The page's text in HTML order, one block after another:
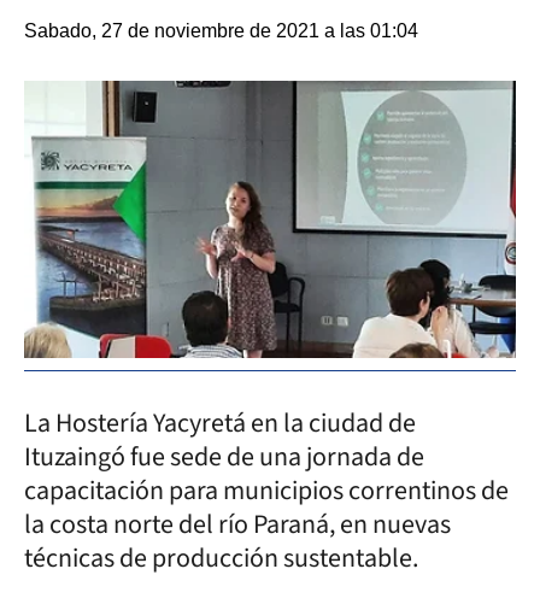
Sabado, 27 de noviembre de 2021 a las 01:04
La Hostería Yacyretá en la ciudad de
Ituzaingó fue sede de una jornada de
capacitación para municipios correntinos de
la costa norte del río Paraná, en nuevas
técnicas de producción sustentable.